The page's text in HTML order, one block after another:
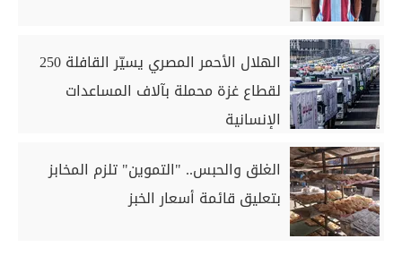
الهلال الأحمر المصري يسيّر القافلة 250
لقطاع غزة محملة بآلاف المساعدات
الإنسانية
الغلق والحبس.. "التموين" تلزم المخابز
بتعليق قائمة أسعار الخبز